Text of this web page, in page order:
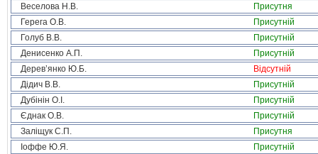
Веселова Н.В.
Присутня
Герега О.В.
Присутній
Голуб В.В.
Присутній
Денисенко А.П.
Присутній
Дерев’янко Ю.Б.
Відсутній
Дідич В.В.
Присутній
Дубінін О.І.
Присутній
Єднак О.В.
Присутній
Заліщук С.П.
Присутня
Іоффе Ю.Я.
Присутній